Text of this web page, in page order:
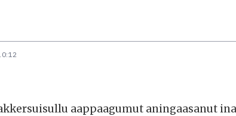
aappaagumut aningaasanut